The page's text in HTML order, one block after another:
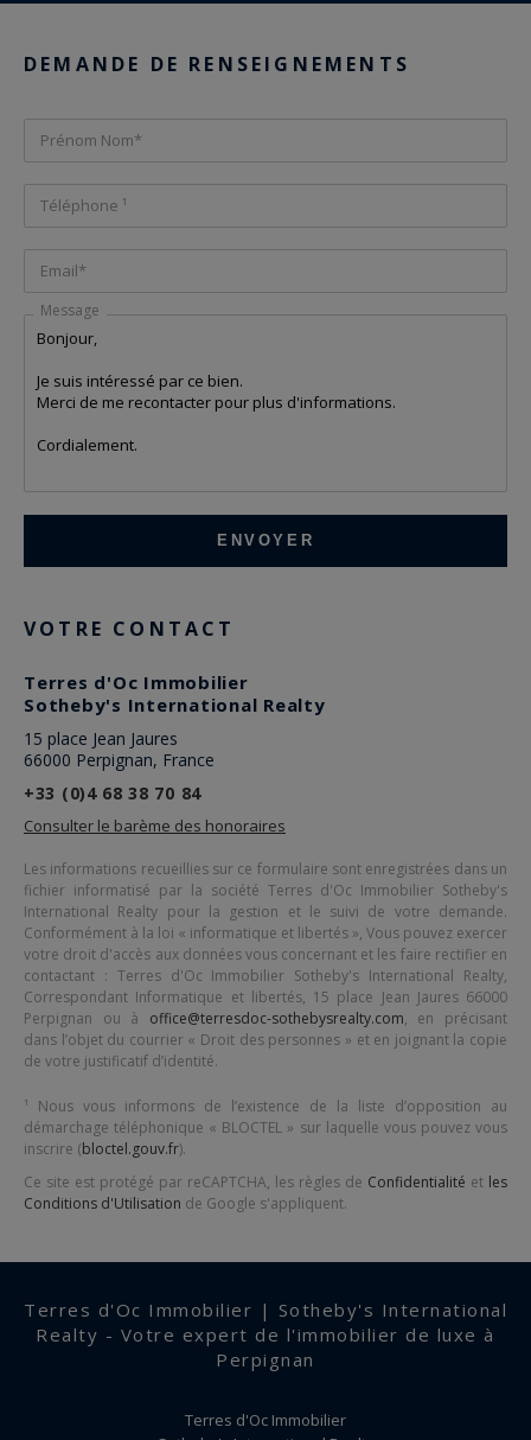
DEMANDE DE RENSEIGNEMENTS
Prénom Nom*
Téléphone ¹
Email*
Message
VOTRE CONTACT
Terres d'Oc Immobilier
Sotheby's International Realty
15 place Jean Jaures
66000 Perpignan, France
+33 (0)4 68 38 70 84
Consulter le barème des honoraires
Les informations recueillies sur ce formulaire sont enregistrées dans un
fichier informatisé par la société Terres d'Oc Immobilier Sotheby's
International Realty pour la gestion et le suivi de votre demande.
Conformément à la loi « informatique et libertés », Vous pouvez exercer
votre droit d'accès aux données vous concernant et les faire rectifier en
contactant : Terres d'Oc Immobilier Sotheby's International Realty,
Correspondant Informatique et libertés, 15 place Jean Jaures 66000
Perpignan ou à office@terresdoc-sothebysrealty.com, en précisant
dans l’objet du courrier « Droit des personnes » et en joignant la copie
de votre justificatif d’identité.
¹ Nous vous informons de l’existence de la liste d’opposition au
démarchage téléphonique « BLOCTEL » sur laquelle vous pouvez vous
inscrire (bloctel.gouv.fr).
Ce site est protégé par reCAPTCHA, les règles de Confidentialité et les
Conditions d'Utilisation de Google s'appliquent.
Terres d'Oc Immobilier | Sotheby's International
Realty - Votre expert de l'immobilier de luxe à
Perpignan
Terres d'Oc Immobilier